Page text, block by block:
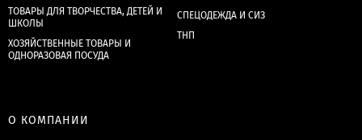
ТОВАРЫ ДЛЯ ТВОРЧЕСТВА, ДЕТЕЙ И
ШКОЛЫ
ХОЗЯЙСТВЕННЫЕ ТОВАРЫ И
ОДНОРАЗОВАЯ ПОСУДА
СПЕЦОДЕЖДА И СИЗ
ТНП
О КОМПАНИИ